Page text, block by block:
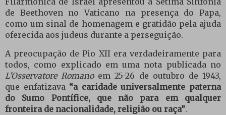
de Beethoven no Vaticano na presença do Papa,
como um sinal de homenagem e gratidão pela ajuda
oferecida aos judeus durante a perseguição.
A preocupação de Pio XII era verdadeiramente para
todos, como explicado em uma nota publicada no
L'Osservatore Romanoem 25-26 de outubro de 1943,
que enfatizava “a caridade universalmente paterna
do Sumo Pontífice, que não para em qualquer
fronteira de nacionalidade, religião ou raça”.